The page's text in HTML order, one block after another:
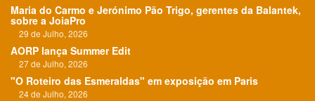
Maria do Carmo e Jerónimo Pão Trigo, gerentes da Balantek,
sobre a JoiaPro
29 de Julho, 2026
AORP lança Summer Edit
27 de Julho, 2026
"O Roteiro das Esmeraldas" em exposição em Paris
24 de Julho, 2026